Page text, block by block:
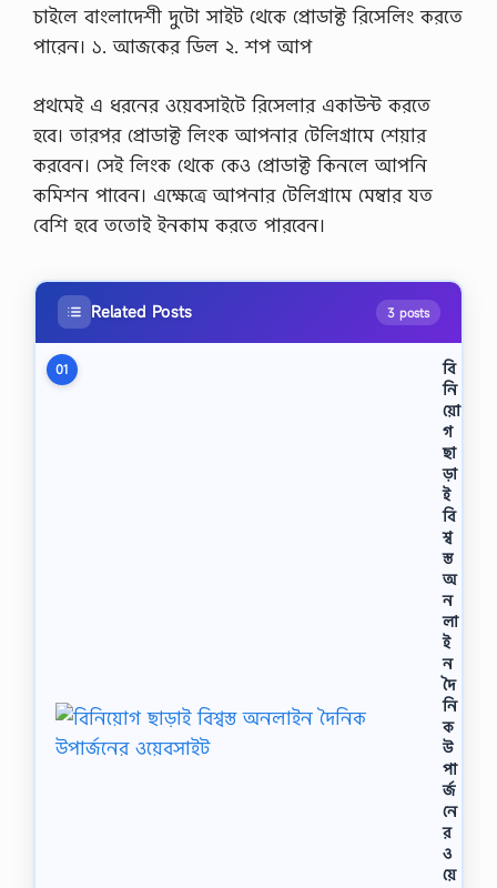
চাইলে বাংলাদেশী দুটো সাইট থেকে প্রোডাক্ট রিসেলিং করতে
পারেন। ১. আজকের ডিল ২. শপ আপ
প্রথমেই এ ধরনের ওয়েবসাইটে রিসেলার একাউন্ট করতে
হবে। তারপর প্রোডাক্ট লিংক আপনার টেলিগ্রামে শেয়ার
করবেন। সেই লিংক থেকে কেও প্রোডাক্ট কিনলে আপনি
কমিশন পাবেন। এক্ষেত্রে আপনার টেলিগ্রামে মেম্বার যত
বেশি হবে ততোই ইনকাম করতে পারবেন।
Related Posts 3 posts
01
বি
নি
য়ো
গ
ছা
ড়া
ই
বি
শ্ব
স্ত
অ
ন
লা
ই
ন
দৈ
নি
ক
উ
পা
র্জ
নে
র
ও
য়ে